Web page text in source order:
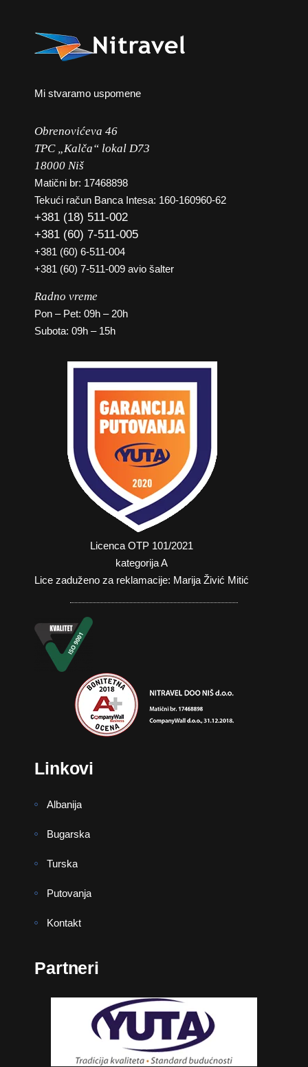
Mi stvaramo uspomene
Obrenovićeva 46
TPC „Kalča“ lokal D73
18000 Niš
Matični br: 17468898
Tekući račun Banca Intesa: 160-160960-62
+381 (18) 511-002
+381 (60) 7-511-005
+381 (60) 6-511-004
+381 (60) 7-511-009 avio šalter
Radno vreme
Pon – Pet: 09h – 20h
Subota: 09h – 15h
Licenca OTP 101/2021
kategorija A
Lice zaduženo za reklamacije: Marija Živić Mitić
Linkovi
Albanija
Bugarska
Turska
Putovanja
Kontakt
Partneri